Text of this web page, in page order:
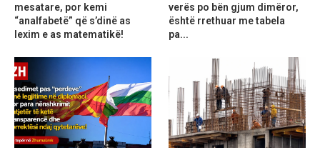
mesatare, por kemi
“analfabetë” që s’dinë as
lexim e as matematikë!
verës po bën gjum dimëror,
është rrethuar me tabela
pa...